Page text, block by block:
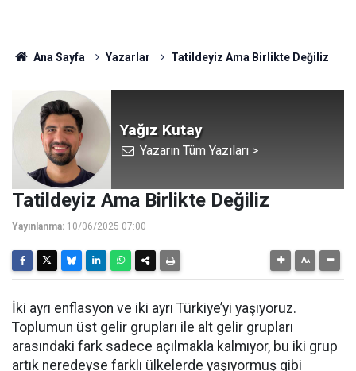
Ana Sayfa Yazarlar Tatildeyiz Ama Birlikte Değiliz
Yağız Kutay
Yazarın Tüm Yazıları >
Tatildeyiz Ama Birlikte Değiliz
Yayınlanma: 10/06/2025 07:00
İki ayrı enflasyon ve iki ayrı Türkiye’yi yaşıyoruz.
Toplumun üst gelir grupları ile alt gelir grupları
arasındaki fark sadece açılmakla kalmıyor, bu iki grup
artık neredeyse farklı ülkelerde yaşıyormuş gibi